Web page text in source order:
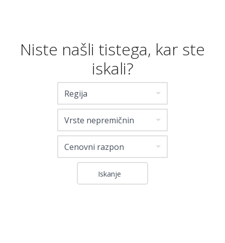
Niste našli tistega, kar ste
iskali?
Regija
Vrste nepremičnin
Cenovni razpon